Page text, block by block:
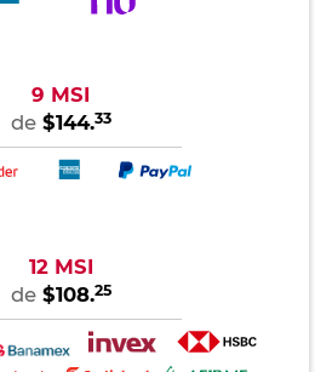
9 MSI
de $144.33
12 MSI
de $108.25